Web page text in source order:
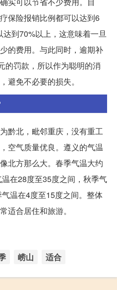
保险报销比例都可以达到6
到70%以上，这意味着一旦
的费用。与此同时，逾期补
的罚款，所以作为聪明的消
避免不必要的损失。
黔北，毗邻重庆，没有重工
空气质量优良。遵义的气温
北方那么大。春季气温大约
在28度至35度之间，秋季气
温在4度至15度之间。整体
适合居住和旅游。
崂山 适合